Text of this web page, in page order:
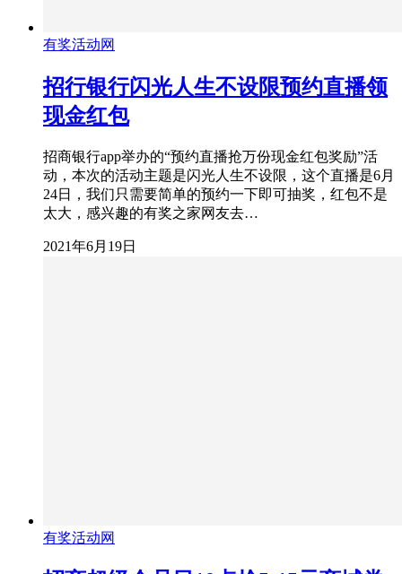
有奖活动网
招行银行闪光人生不设限预约直播领
现金红包
招商银行app举办的“预约直播抢万份现金红包奖励”活
动，本次的活动主题是闪光人生不设限，这个直播是6月
24日，我们只需要简单的预约一下即可抽奖，红包不是
太大，感兴趣的有奖之家网友去…
2021年6月19日
有奖活动网